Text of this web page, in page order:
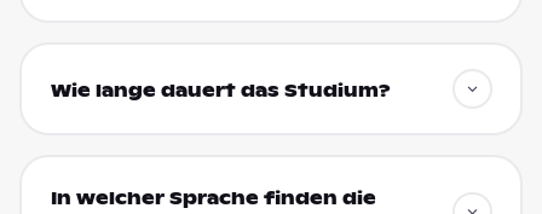
Wie lange dauert das Studium?
In welcher Sprache finden die